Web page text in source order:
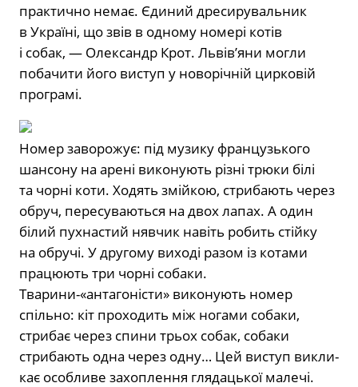
практично немає. Єдиний дресирувальник
в Україні, що звів в одному номері котів
і собак, — Олександр Крот. Львів’яни могли
побачити його виступ у новорічній цирковій
програмі.
Номер заворожує: під музику французького
шансону на арені виконують різні трюки білі
та чор­ні коти. Ходять змійкою, стрибають че­рез
обруч, пересуваються на двох ла­пах. А один
білий пухнастий нявчик навіть робить стійку
на обручі. У друго­му виході разом із котами
працюють три чорні собаки.
Тварини-«антагоністи» виконують номер
спільно: кіт прохо­дить між ногами собаки,
стрибає через спини трьох собак, собаки
стрибають одна через одну… Цей виступ викли­
кає особливе захоплення глядацької малечі.